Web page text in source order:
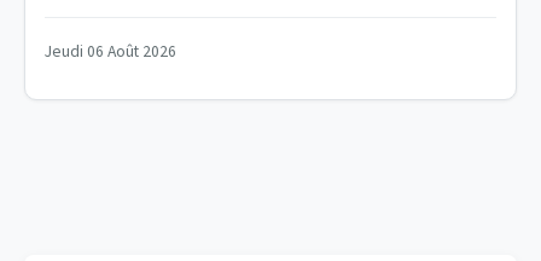
Jeudi 06 Août 2026